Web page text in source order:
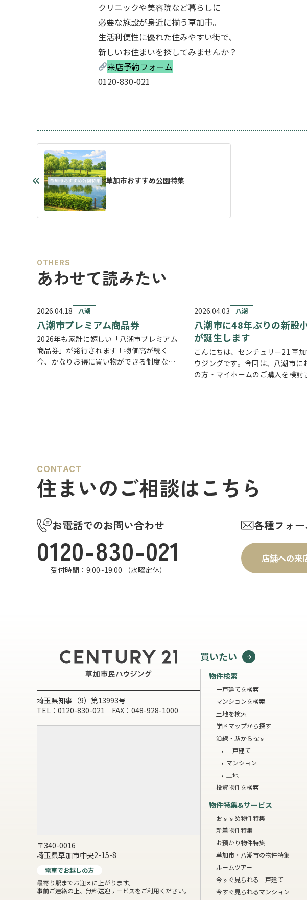
クリニックや美容院など暮らしに
必要な施設が身近に揃う草加市。
生活利便性に優れた住みやすい街で、
新しいお住まいを探してみませんか？
来店予約フォーム
0120-830-021
草加市おすすめ公園特集
OTHERS
あわせて読みたい
2026.04.18 八潮
八潮市プレミアム商品券
2026年も家計に嬉しい「八潮市プレミアム
商品券」が発行されます！物価高が続く
今、かなりお得に買い物ができる制度なの
2026.04.03 八潮
八潮市に48年ぶりの新設
が誕生します
こんにちは、センチュリー21 草
ウジングです。今回は、八潮市に
の方・マイホームのご購入を検討
CONTACT
住まいのご相談はこちら
お電話でのお問い合わせ
0120-830-021
受付時間：9:00~19:00 （水曜定休）
各種フォー
店舗への来
埼玉県知事（9）第13993号
TEL：0120-830-021 FAX：048-928-1000
〒340-0016
埼玉県草加市中央2-15-8
電車でお越しの方
最寄り駅までお迎えに上がります。
事前ご連絡の上、無料送迎サービスをご利用ください。
買いたい
物件検索
一戸建てを検索
マンションを検索
土地を検索
学区マップから探す
沿線・駅から探す
一戸建て
マンション
土地
投資物件を検索
物件特集&サービス
おすすめ物件特集
新着物件特集
お預かり物件特集
草加市・八潮市の物件特集
ルームツアー
今すぐ見られる一戸建て
今すぐ見られるマンション